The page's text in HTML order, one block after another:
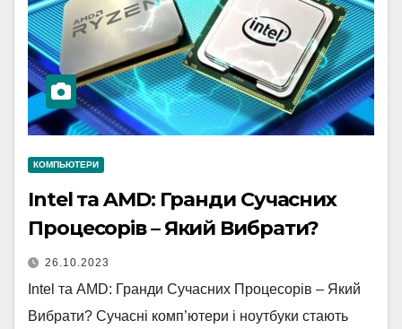
КОМПЬЮТЕРИ
Intel та AMD: Гранди Сучасних
Процесорів – Який Вибрати?
26.10.2023
Intel та AMD: Гранди Сучасних Процесорів – Який
Вибрати? Сучасні комп’ютери і ноутбуки стають